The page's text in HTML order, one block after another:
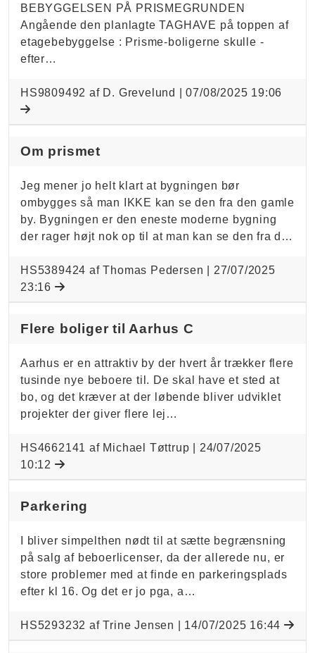
BEBYGGELSEN PÅ PRISMEGRUNDEN
Angående den planlagte TAGHAVE på toppen af
etagebebyggelse : Prisme-boligerne skulle -
efter…
HS9809492 af D. Grevelund |07/08/2025 19:06
Om prismet
Jeg mener jo helt klart at bygningen bør
ombygges så man IKKE kan se den fra den gamle
by. Bygningen er den eneste moderne bygning
der rager højt nok op til at man kan se den fra d…
HS5389424 af Thomas Pedersen | 27/07/2025
23:16
Flere boliger til Aarhus C
Aarhus er en attraktiv by der hvert år trækker flere
tusinde nye beboere til. De skal have et sted at
bo, og det kræver at der løbende bliver udviklet
projekter der giver flere lej…
HS4662141 af Michael Tøttrup | 24/07/2025
10:12
Parkering
I bliver simpelthen nødt til at sætte begrænsning
på salg af beboerlicenser, da der allerede nu, er
store problemer med at finde en parkeringsplads
efter kl 16. Og det er jo pga, a…
HS5293232 af Trine Jensen | 14/07/2025 16:44